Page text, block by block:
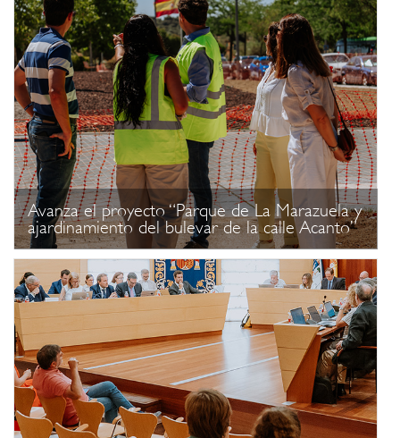
Avanza el proyecto “Parque de La Marazuela y
ajardinamiento del bulevar de la calle Acanto”